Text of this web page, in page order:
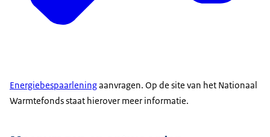
Energiebespaarleningaanvragen. Op de site van het Nationaal
Warmtefonds staat hierover meer informatie.